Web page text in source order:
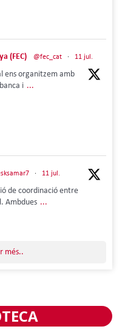
(FEC) @fec_cat · 11 jul.
ens organitzem amb
i ...
· 11 jul.
de coordinació entre
Ambdues ...
més..